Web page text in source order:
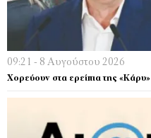
09:21 - 8 Αυγούστου 2026
Χορεύουν στα ερείπια της «Κάρυ»